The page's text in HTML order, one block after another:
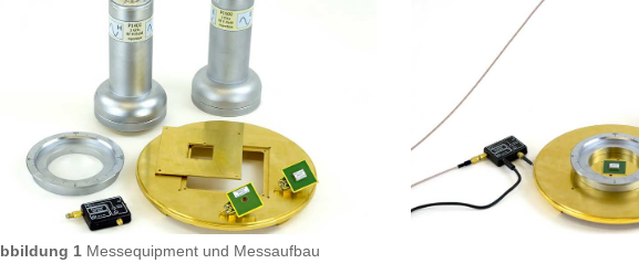
1 Messequipment und Messaufbau